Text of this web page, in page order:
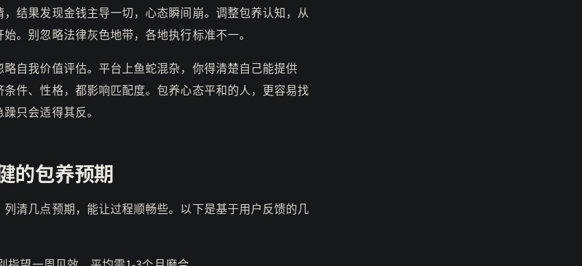
，结果发现金钱主导一切，心态瞬间崩。调整包养认知，从
。别忽略法律灰色地带，各地执行标准不一。
略自我价值评估。平台上鱼蛇混杂，你得清楚自己能提供
条件、性格，都影响匹配度。包养心态平和的人，更容易找
只会适得其反。
的包养预期
列清几点预期，能让过程顺畅些。以下是基于用户反馈的几